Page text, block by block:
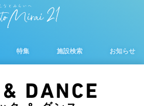
特集 施設検索 お知らせ
DANCE